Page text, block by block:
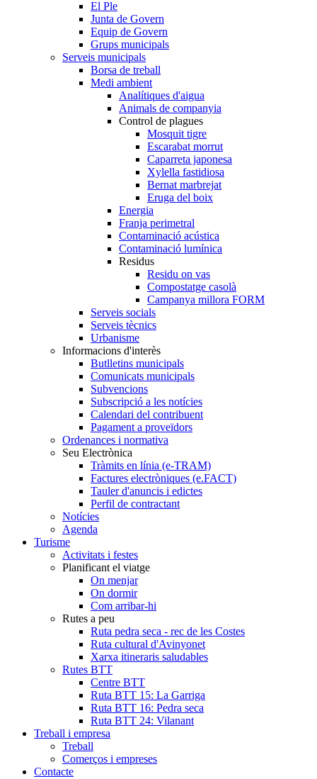
El Ple
Junta de Govern
Equip de Govern
Grups municipals
Serveis municipals
Borsa de treball
Medi ambient
Analítiques d'aigua
Animals de companyia
Control de plagues
Mosquit tigre
Escarabat morrut
Caparreta japonesa
Xylella fastidiosa
Bernat marbrejat
Eruga del boix
Energia
Franja perimetral
Contaminació acústica
Contaminació lumínica
Residus
Residu on vas
Compostatge casolà
Campanya millora FORM
Serveis socials
Serveis tècnics
Urbanisme
Informacions d'interès
Butlletins municipals
Comunicats municipals
Subvencions
Subscripció a les notícies
Calendari del contribuent
Pagament a proveïdors
Ordenances i normativa
Seu Electrònica
Tràmits en línia (e-TRAM)
Factures electròniques (e.FACT)
Tauler d'anuncis i edictes
Perfil de contractant
Notícies
Agenda
Turisme
Activitats i festes
Planificant el viatge
On menjar
On dormir
Com arribar-hi
Rutes a peu
Ruta pedra seca - rec de les Costes
Ruta cultural d'Avinyonet
Xarxa itineraris saludables
Rutes BTT
Centre BTT
Ruta BTT 15: La Garriga
Ruta BTT 16: Pedra seca
Ruta BTT 24: Vilanant
Treball i empresa
Treball
Comerços i empreses
Contacte